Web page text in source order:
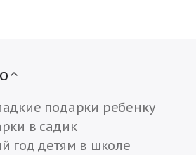
подарки ребенку
в садик
год детям в школе